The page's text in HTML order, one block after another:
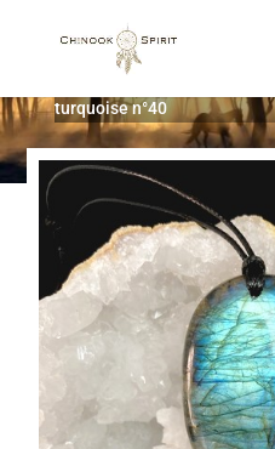
Bijoux
turquoise n°40